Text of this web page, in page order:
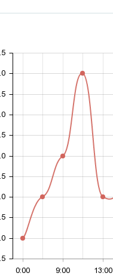
0:00 9:00 13:00